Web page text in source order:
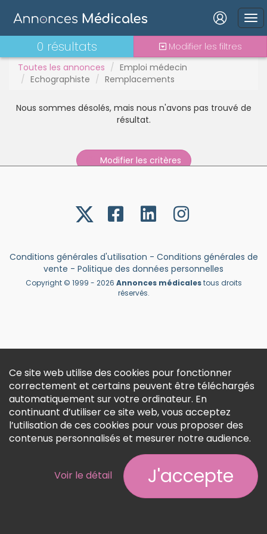
Connexion
Mot de passe oublié ?
Se connecter avec Google
Se connecter avec LinkedIn
Inscrivez-vous en un clic !
Créer un compte
Toutes les annonces
Emploi médecin
Echographiste
Remplacements
0 résultats Modifier les filtres
Statut TNS
Vacations
Nous sommes désolés, mais nous n'avons pas trouvé de
résultat.
Modifier les critères
Conditions générales d'utilisation - Conditions générales de
vente - Politique des données personnelles
Copyright © 1999 - 2026 Annonces médicalestous droits
réservés.
Ce site web utilise des cookies pour fonctionner
correctement et certains peuvent être téléchargés
automatiquement sur votre ordinateur. En
continuant d’utiliser ce site web, vous acceptez
l’utilisation de ces cookies pour vous proposer des
contenus personnalisés et mesurer notre audience.
Voir le détail J'accepte